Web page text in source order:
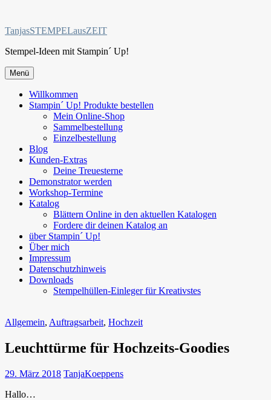
springen
TanjasSTEMPELausZEIT
Stempel-Ideen mit Stampin´ Up!
Menü
Willkommen
Stampin´ Up! Produkte bestellen
Mein Online-Shop
Sammelbestellung
Einzelbestellung
Blog
Kunden-Extras
Deine Treuesterne
Demonstrator werden
Workshop-Termine
Katalog
Blättern Online in den aktuellen Katalogen
Fordere dir deinen Katalog an
über Stampin´ Up!
Über mich
Impressum
Datenschutzhinweis
Downloads
Stempelhüllen-Einleger für Kreativstes
Allgemein, Auftragsarbeit, Hochzeit
Leuchttürme für Hochzeits-Goodies
29. März 2018 TanjaKoeppens
Hallo…